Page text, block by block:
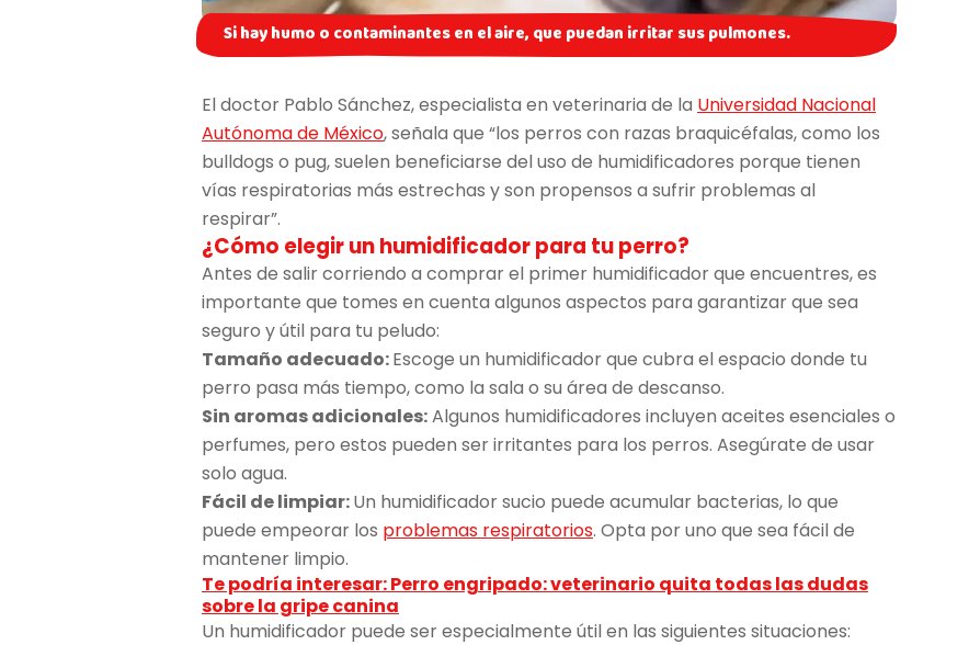
Si hay humo o contaminantes en el aire, que puedan irritar sus pulmones.
El doctor Pablo Sánchez, especialista en veterinaria de la Universidad Nacional
Autónoma de México, señala que “los perros con razas braquicéfalas, como los
bulldogs o pug, suelen beneficiarse del uso de humidificadores porque tienen
vías respiratorias más estrechas y son propensos a sufrir problemas al
respirar”.
¿Cómo elegir un humidificador para tu perro?
Antes de salir corriendo a comprar el primer humidificador que encuentres, es
importante que tomes en cuenta algunos aspectos para garantizar que sea
seguro y útil para tu peludo:
Tamaño adecuado:Escoge un humidificador que cubra el espacio donde tu
perro pasa más tiempo, como la sala o su área de descanso.
Sin aromas adicionales:Algunos humidificadores incluyen aceites esenciales o
perfumes, pero estos pueden ser irritantes para los perros. Asegúrate de usar
solo agua.
Fácil de limpiar:Un humidificador sucio puede acumular bacterias, lo que
puede empeorar los problemas respiratorios. Opta por uno que sea fácil de
mantener limpio.
Te podría interesar: Perro engripado: veterinario quita todas las dudas
sobre la gripe canina
Un humidificador puede ser especialmente útil en las siguientes situaciones: